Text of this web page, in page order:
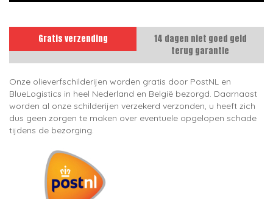
Gratis verzending
14 dagen niet goed geld
terug garantie
Onze olieverfschilderijen worden gratis door PostNL en
BlueLogistics in heel Nederland en België bezorgd. Daarnaast
worden al onze schilderijen verzekerd verzonden, u heeft zich
dus geen zorgen te maken over eventuele opgelopen schade
tijdens de bezorging.